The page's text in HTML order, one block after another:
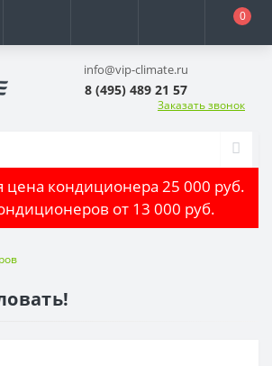
0
info@vip-climate.ru
8 (495) 489 21 57
Заказать звонок
кондиционера 25 000 руб.
от 13 000 руб.